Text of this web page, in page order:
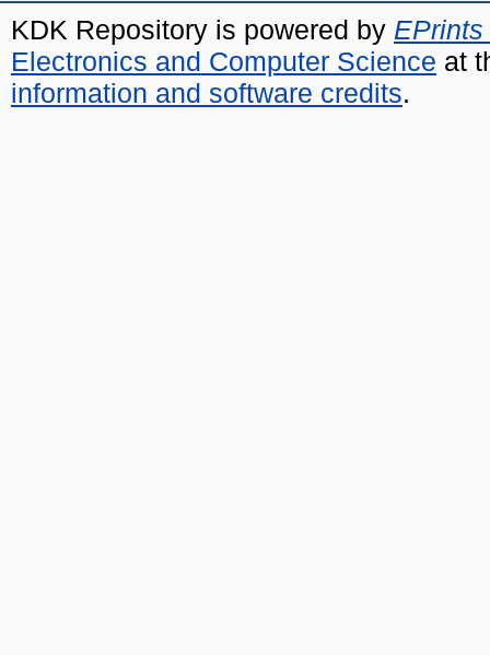
KDK Repository is powered by EPrints
Electronics and Computer Science at
information and software credits.